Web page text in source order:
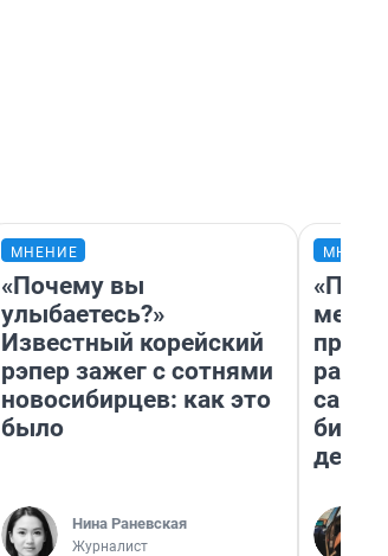
МНЕНИЕ
«Почему вы
улыбаетесь?»
Известный корейский
рэпер зажег с сотнями
новосибирцев: как это
было
Нина Раневская
Журналист